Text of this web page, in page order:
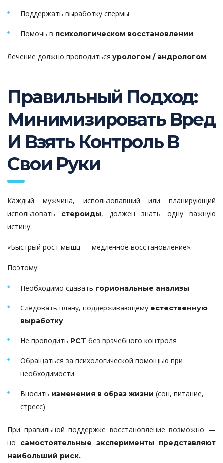
Поддержать выработку спермы
Помочь в психологическом восстановлении
Лечение должно проводиться урологом / андрологом.
Правильный Подход:
Минимизировать Вред
И Взять Контроль В
Свои Руки
Каждый мужчина, использовавший или планирующий
использовать стероиды, должен знать одну важную
истину:
«Быстрый рост мышц — медленное восстановление».
Поэтому:
Необходимо сдавать гормональные анализы
Следовать плану, поддерживающему естественную
выработку
Не проводить PCT без врачебного контроля
Обращаться за психологической помощью при
необходимости
Вносить изменения в образ жизни (сон, питание,
стресс)
При правильной поддержке восстановление возможно —
но самостоятельные эксперименты представляют
наибольший риск.